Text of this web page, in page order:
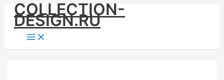
Skip
content
COLLECTION-
DESIGN.RU
Main
Menu